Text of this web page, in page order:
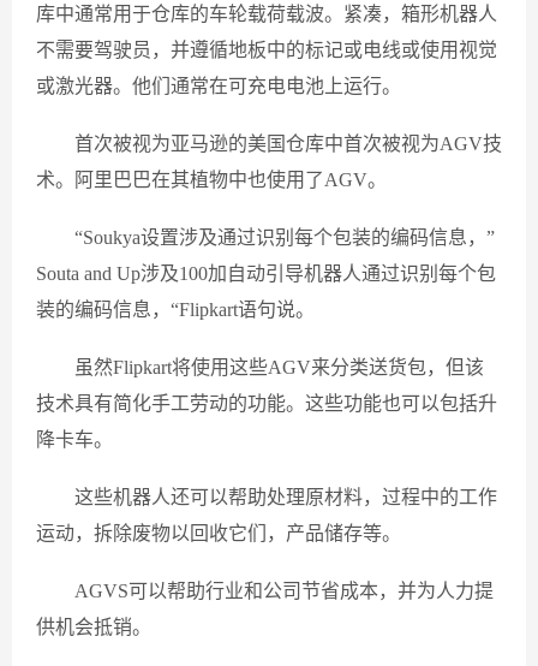
库中通常用于仓库的车轮载荷载波。紧凑，箱形机器人
不需要驾驶员，并遵循地板中的标记或电线或使用视觉
或激光器。他们通常在可充电电池上运行。
首次被视为亚马逊的美国仓库中首次被视为AGV技
术。阿里巴巴在其植物中也使用了AGV。
“Soukya设置涉及通过识别每个包装的编码信息，”
Souta and Up涉及100加自动引导机器人通过识别每个包
装的编码信息，“Flipkart语句说。
虽然Flipkart将使用这些AGV来分类送货包，但该
技术具有简化手工劳动的功能。这些功能也可以包括升
降卡车。
这些机器人还可以帮助处理原材料，过程中的工作
运动，拆除废物以回收它们，产品储存等。
AGVS可以帮助行业和公司节省成本，并为人力提
供机会抵销。